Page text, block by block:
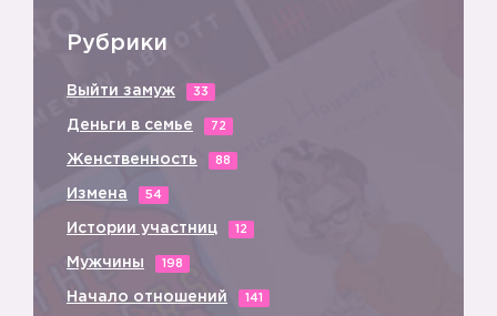
Рубрики
Выйти замуж 33
Деньги в семье 72
Женственность 88
Измена 54
Истории участниц 12
Мужчины 198
Начало отношений 141